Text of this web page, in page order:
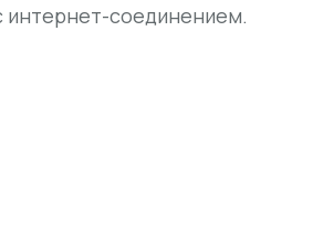
интернет-соединением.